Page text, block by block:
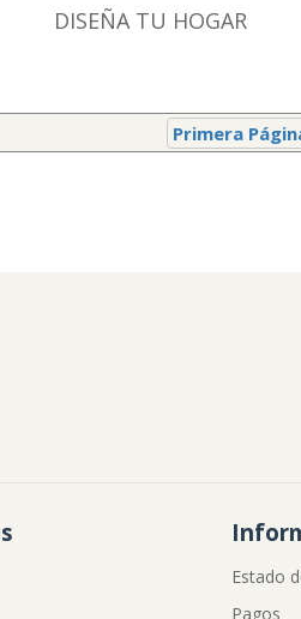
DISEÑA TU HOGAR
Primera
Estado
Pagos